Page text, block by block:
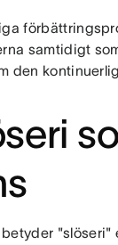
samtidigt
den
"slöseri"